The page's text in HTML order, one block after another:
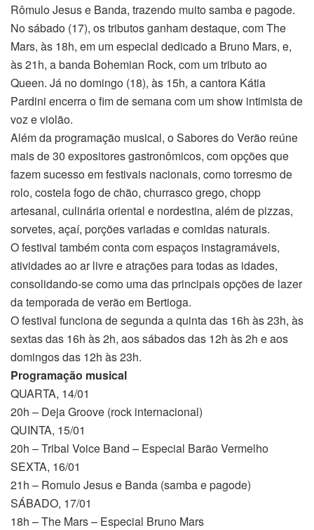
Rômulo Jesus e Banda, trazendo muito samba e pagode.
No sábado (17), os tributos ganham destaque, com The
Mars, às 18h, em um especial dedicado a Bruno Mars, e,
às 21h, a banda Bohemian Rock, com um tributo ao
Queen. Já no domingo (18), às 15h, a cantora Kátia
Pardini encerra o fim de semana com um show intimista de
voz e violão.
Além da programação musical, o Sabores do Verão reúne
mais de 30 expositores gastronômicos, com opções que
fazem sucesso em festivais nacionais, como torresmo de
rolo, costela fogo de chão, churrasco grego, chopp
artesanal, culinária oriental e nordestina, além de pizzas,
sorvetes, açaí, porções variadas e comidas naturais.
O festival também conta com espaços instagramáveis,
atividades ao ar livre e atrações para todas as idades,
consolidando-se como uma das principais opções de lazer
da temporada de verão em Bertioga.
O festival funciona de segunda a quinta das 16h às 23h, às
sextas das 16h às 2h, aos sábados das 12h às 2h e aos
domingos das 12h às 23h.
Programação musical
QUARTA, 14/01
20h – Deja Groove (rock internacional)
QUINTA, 15/01
20h – Tribal Voice Band – Especial Barão Vermelho
SEXTA, 16/01
21h – Romulo Jesus e Banda (samba e pagode)
SÁBADO, 17/01
18h – The Mars – Especial Bruno Mars